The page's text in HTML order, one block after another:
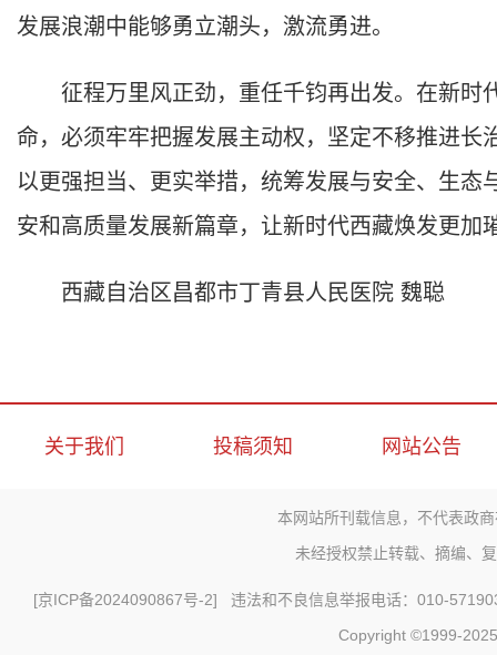
发展浪潮中能够勇立潮头，激流勇进。
征程万里风正劲，重任千钧再出发。在新时
命，必须牢牢把握发展主动权，坚定不移推进长
以更强担当、更实举措，统筹发展与安全、生
安和高质量发展新篇章，让新时代西藏焕发更加
西藏自治区昌都市丁青县人民医院 魏聪
关于我们 投稿须知 网站公告
本网站所刊载信息，不代表政
未经授权禁止转载、摘编、
[京ICP备2024090867号-2] 违法和不良信息举报电话：010-
Copyright ©1999-